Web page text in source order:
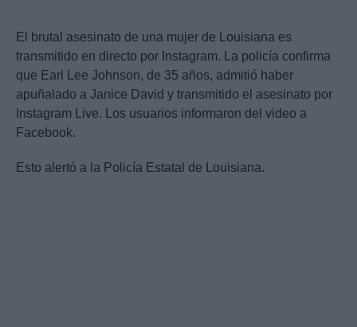
El brutal asesinato de una mujer de Louisiana es
transmitido en directo por Instagram. La policía confirma
que Earl Lee Johnson, de 35 años, admitió haber
apuñalado a Janice David y transmitido el asesinato por
Instagram Live. Los usuarios informaron del video a
Facebook.
Esto alertó a la Policía Estatal de Louisiana.